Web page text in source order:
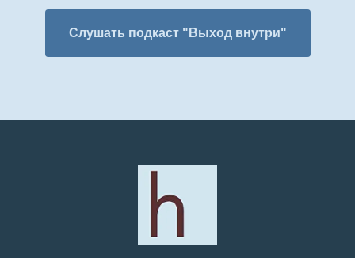
Слушать подкаст "Выход внутри"